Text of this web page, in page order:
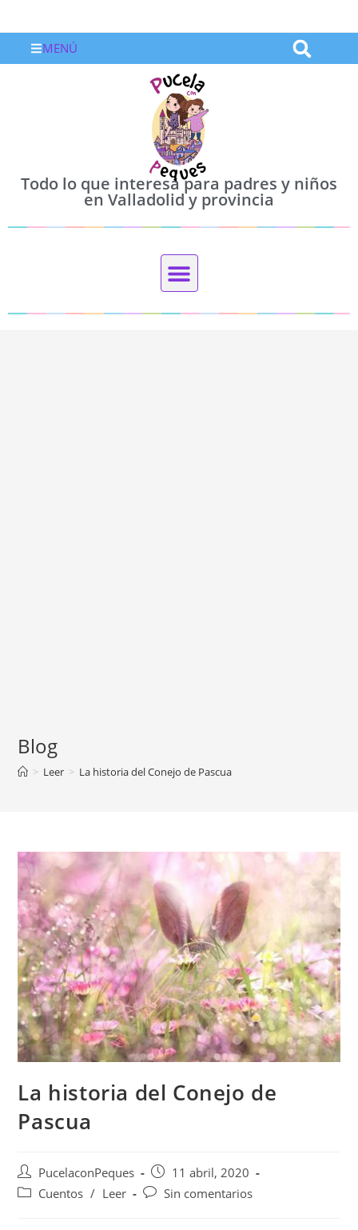
MENÚ
Todo lo que interesa para padres y niños
en Valladolid y provincia
Blog
> Leer > La historia del Conejo de Pascua
La historia del Conejo de
Pascua
PucelaconPeques
11 abril, 2020
Cuentos / Leer Sin comentarios